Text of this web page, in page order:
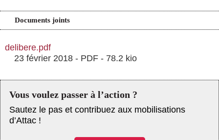
Documents joints
delibere.pdf
23 février 2018 - PDF - 78.2 kio
Vous voulez passer à l’action ?
Sautez le pas et contribuez aux mobilisations
d’Attac !